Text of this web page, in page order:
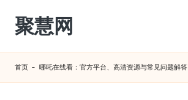
Skip
content
聚慧网
首页 - 哪吒在线看：官方平台、高清资源与常见问题解答